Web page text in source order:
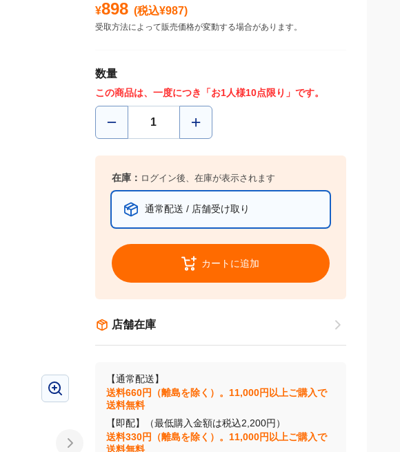
¥898 (税込¥987)
受取方法によって販売価格が変動する場合があります。
数量
この商品は、一度につき「お1人様10点限り」です。
在庫： ログイン後、在庫が表示されます
通常配送 / 店舗受け取り
カートに追加
店舗在庫
【通常配送】
送料660円（離島を除く）。11,000円以上ご購入で
送料無料
【即配】（最低購入金額は税込2,200円）
送料330円（離島を除く）。11,000円以上ご購入で